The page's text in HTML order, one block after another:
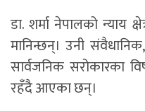
डा. शर्मा नेपालको न्याय
मानिन्छन्। उनी
सार्वजनिक सरोकारका
रहँदै आएका छन्।